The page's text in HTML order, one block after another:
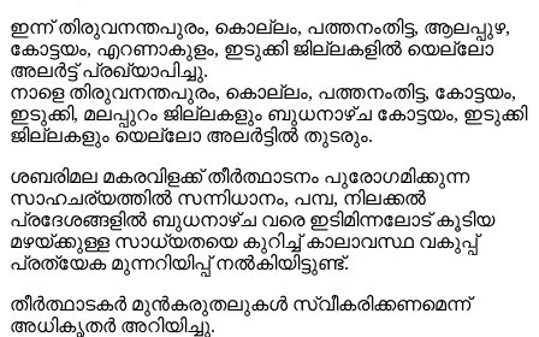
ഇന്ന് തിരുവനന്തപുരം, കൊല്ലം, പത്തനംതിട്ട, ആലപ്പുഴ,
കോട്ടയം, എറണാകുളം, ഇടുക്കി ജില്ലകളില്‍ യെല്ലോ
അലര്‍ട്ട് പ്രഖ്യാപിച്ചു.
നാളെ തിരുവനന്തപുരം, കൊല്ലം, പത്തനംതിട്ട, കോട്ടയം,
ഇടുക്കി, മലപ്പുറം ജില്ലകളും ബുധനാഴ്ച കോട്ടയം, ഇടുക്കി
ജില്ലകളും യെല്ലോ അലര്‍ട്ടില്‍ തുടരും.
ശബരിമല മകരവിളക്ക് തീര്‍ത്ഥാടനം പുരോഗമിക്കുന്ന
സാഹചര്യത്തില്‍ സന്നിധാനം, പമ്പ, നിലക്കല്‍
പ്രദേശങ്ങളില്‍ ബുധനാഴ്ച വരെ ഇടിമിന്നലോട് കൂടിയ
മഴയ്ക്കുള്ള സാധ്യതയെ കുറിച്ച് കാലാവസ്ഥ വകുപ്പ്
പ്രത്യേക മുന്നറിയിപ്പ് നല്‍കിയിട്ടുണ്ട്.
തീര്‍ത്ഥാടകര്‍ മുന്‍കരുതലുകള്‍ സ്വീകരിക്കണമെന്ന്
അധികൃതര്‍ അറിയിച്ചു.